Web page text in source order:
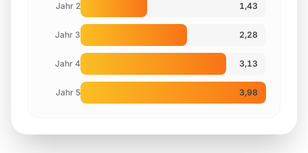
Jahr 2 1,43
Jahr 3 2,28
Jahr 4 3,13
Jahr 5 3,98